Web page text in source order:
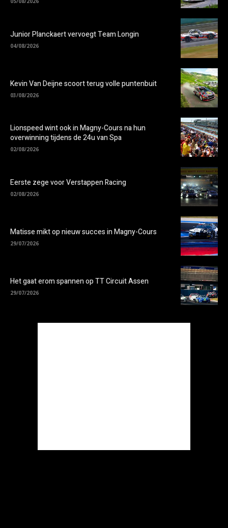
Junior Planckaert vervoegt Team Longin
04/08/2026
Kevin Van Deijne scoort terug volle puntenbuit
03/08/2026
Lionspeed wint ook in Magny-Cours na hun
overwinning tijdens de 24u van Spa
02/08/2026
Eerste zege voor Verstappen Racing
02/08/2026
Matisse mikt op nieuw succes in Magny-Cours
29/07/2026
Het gaat erom spannen op TT Circuit Assen
29/07/2026